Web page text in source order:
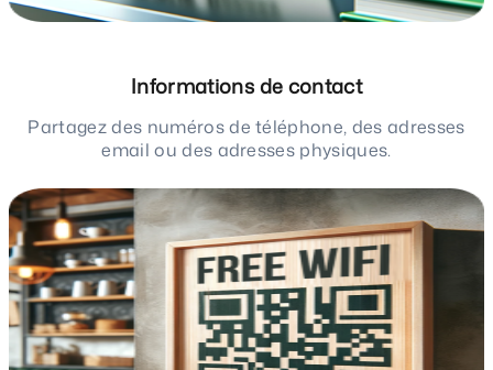
Informations de contact
Partagez des numéros de téléphone, des adresses
email ou des adresses physiques.